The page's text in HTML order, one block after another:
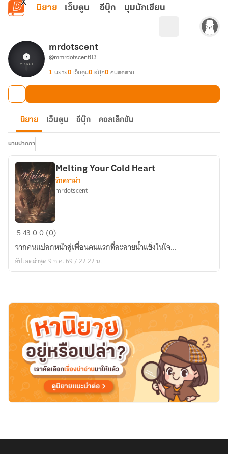
ข้ามไปยังเนื้อหาหลัก
นิยาย เว็บตูน อีบุ๊ก มุมนักเขียน
mrdotscent⁠
@mmrdotscent03
1 นิยาย0 เว็บตูน0 อีบุ๊ก0 คนติดตาม
นิยาย เว็บตูน อีบุ๊ก คอลเล็กชัน
นามปากกา
Melting
Cold
Heart
Melting Your Cold Heart
รักดราม่า
mrdotscent⁠
54300 (0)
จากคนแปลกหน้าสู่เพื่อนคนแรกที่ละลายน้ำแข็งในใจ...
อัปเดตล่าสุด 9 ก.ค. 69 / 22:22 น.